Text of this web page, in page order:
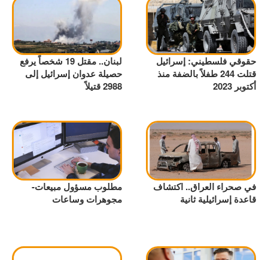
حقوقي فلسطيني: إسرائيل
قتلت 244 طفلاً بالضفة منذ
أكتوبر 2023
لبنان.. مقتل 19 شخصاً يرفع
حصيلة عدوان إسرائيل إلى
2988 قتيلاً
في صحراء العراق.. اكتشاف
قاعدة إسرائيلية ثانية
مطلوب مسؤول مبيعات-
مجوهرات وساعات